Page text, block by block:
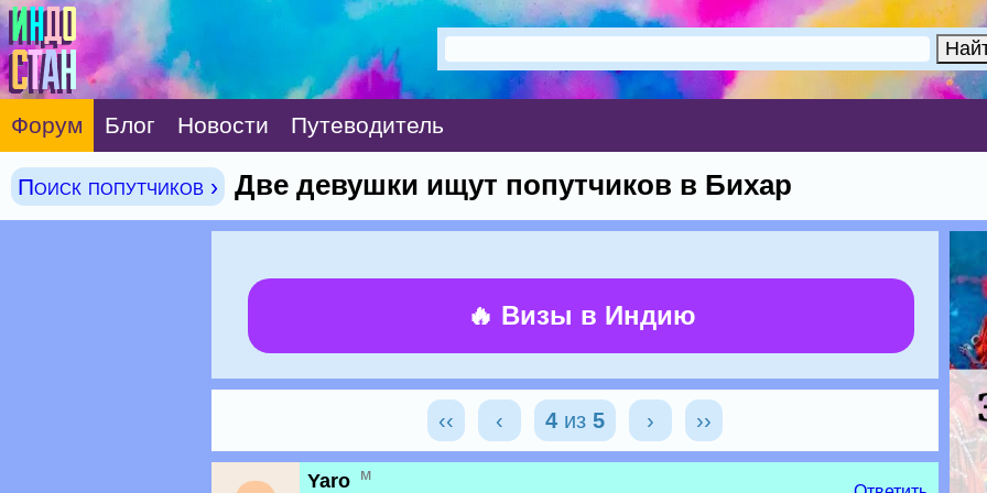
Форум Блог Новости Путеводитель
Поиск попутчиков › Две девушки ищут попутчиков в Бихар
🔥 Визы в Индию
‹‹ ‹ 4 из 5 › ››
Yaro м